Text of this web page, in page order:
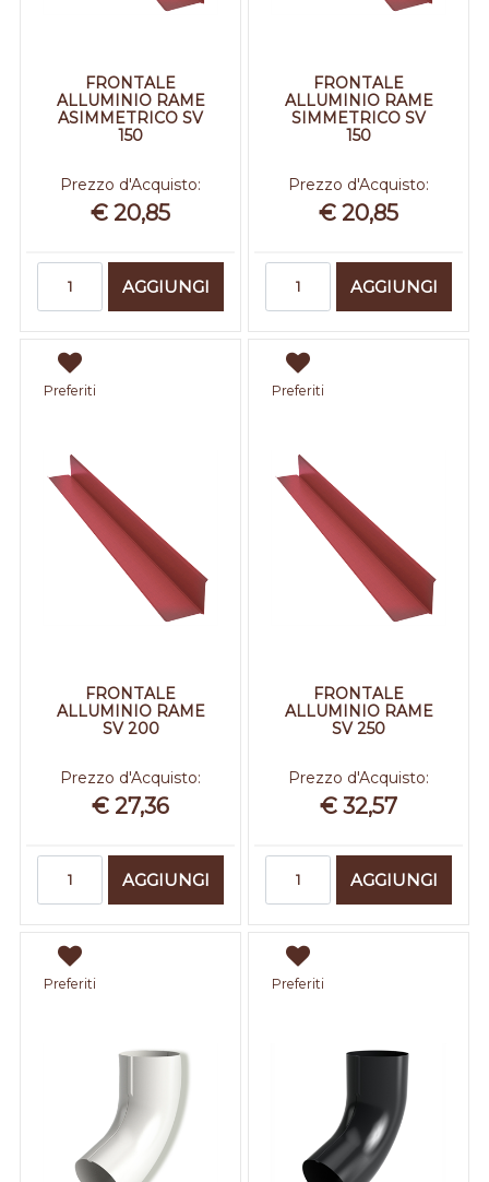
FRONTALE
ALLUMINIO RAME
ASIMMETRICO SV
150
Prezzo d'Acquisto:
€ 20,85
AGGIUNGI
FRONTALE
ALLUMINIO RAME
SIMMETRICO SV
150
Prezzo d'Acquisto:
€ 20,85
AGGIUNGI
Preferiti
FRONTALE
ALLUMINIO RAME
SV 200
Prezzo d'Acquisto:
€ 27,36
AGGIUNGI
Preferiti
FRONTALE
ALLUMINIO RAME
SV 250
Prezzo d'Acquisto:
€ 32,57
AGGIUNGI
Preferiti Preferiti